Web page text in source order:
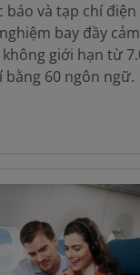
báo và tạp chí
bay đầy
giới hạn từ
bằng 60 ngôn ngữ.